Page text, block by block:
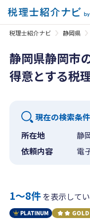
税理士紹介ナビ 静岡県
静岡県静岡市
得意とする税
現在の検索条件
所在地
静
依頼内容
電
1〜8件を表示して